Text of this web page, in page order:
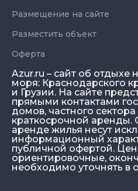
Azur.ru – сайт об отдыхе
моря: Краснодарского
и Грузии. На сайте
прямыми контактами
домов, частного
краткосрочной аренды.
аренде жилья несут
информационный
публичной офертой.
ориентировочные,
необходимо уточнять в
Размещение на сайте
Разместить объект
Оферта